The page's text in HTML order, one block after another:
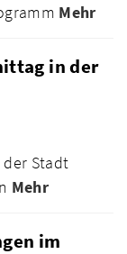
Mehr
in der
Stadt
Mehr
im